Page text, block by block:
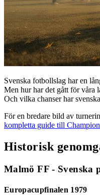
Svenska fotbollslag har en
Men hur har det gått för våra
Och vilka chanser har
För en bredare bild av
kompletta guide till
Historisk
Malmö FF - Svenska
Europacupfinalen 1979